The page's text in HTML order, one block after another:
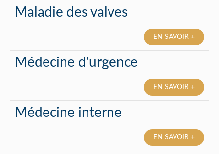
Maladie des valves
EN SAVOIR +
Médecine d'urgence
EN SAVOIR +
Médecine interne
EN SAVOIR +